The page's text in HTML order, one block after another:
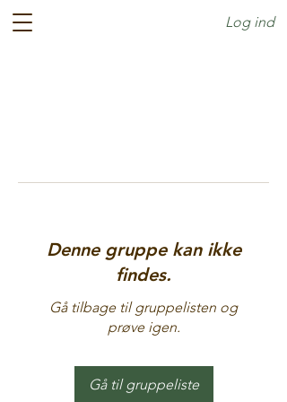
Log ind
Denne gruppe kan ikke
findes.
Gå tilbage til gruppelisten og
prøve igen.
Gå til gruppeliste